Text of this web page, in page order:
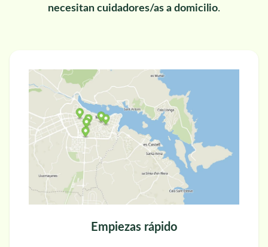
necesitan cuidadores/as a domicilio.
Empiezas rápido